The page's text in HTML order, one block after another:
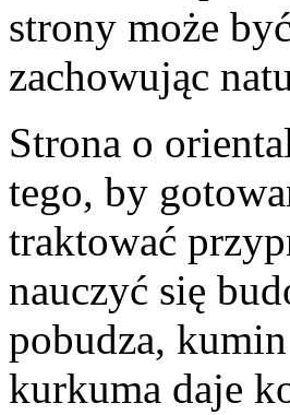
strony może
zachowując
Strona o
tego, by
traktować
nauczyć się
pobudza,
kurkuma daje